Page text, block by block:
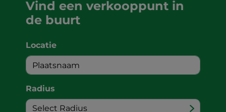
Vind een verkooppunt in
de buurt
Locatie
Radius